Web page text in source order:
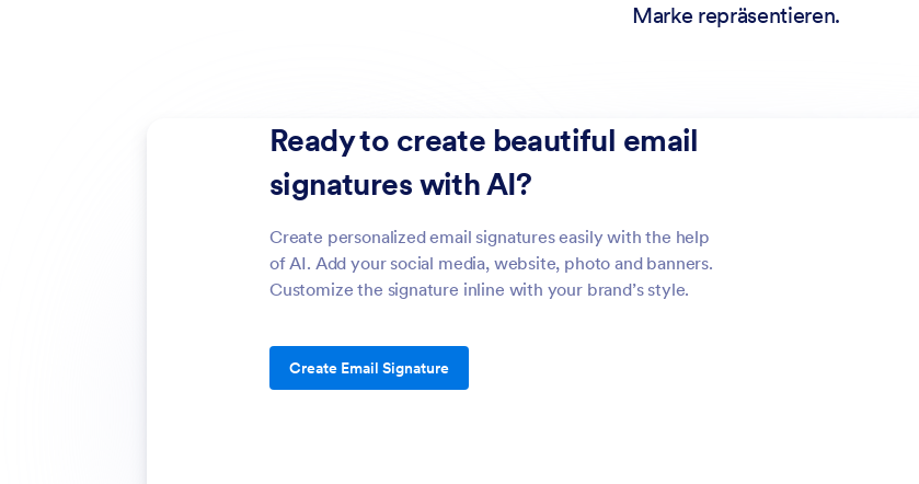
Marke repräsentieren.
Ready to create beautiful email
signatures with AI?
Create personalized email signatures easily with the help
of AI. Add your social media, website, photo and banners.
Customize the signature inline with your brand’s style.
Create Email Signature